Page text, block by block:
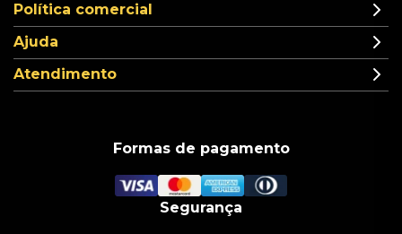
Política comercial
Ajuda
Atendimento
Formas de pagamento
Segurança